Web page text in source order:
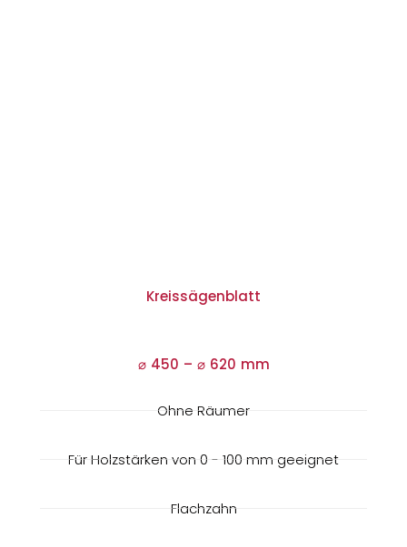
Kreissägenblatt
⌀ 450 – ⌀620 mm
Ohne Räumer
Für Holzstärken von 0 - 100 mm geeignet
Flachzahn